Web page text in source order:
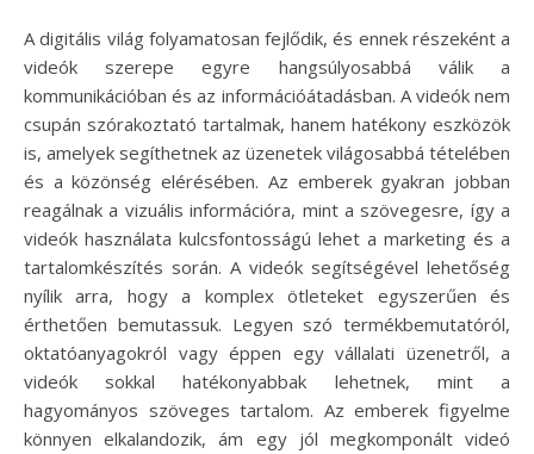
A digitális világ folyamatosan fejlődik, és ennek részeként a
videók szerepe egyre hangsúlyosabbá válik a
kommunikációban és az információátadásban. A videók nem
csupán szórakoztató tartalmak, hanem hatékony eszközök
is, amelyek segíthetnek az üzenetek világosabbá tételében
és a közönség elérésében. Az emberek gyakran jobban
reagálnak a vizuális információra, mint a szövegesre, így a
videók használata kulcsfontosságú lehet a marketing és a
tartalomkészítés során. A videók segítségével lehetőség
nyílik arra, hogy a komplex ötleteket egyszerűen és
érthetően bemutassuk. Legyen szó termékbemutatóról,
oktatóanyagokról vagy éppen egy vállalati üzenetről, a
videók sokkal hatékonyabbak lehetnek, mint a
hagyományos szöveges tartalom. Az emberek figyelme
könnyen elkalandozik, ám egy jól megkomponált videó